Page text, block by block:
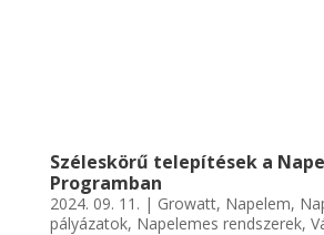
Széleskörű telepítések a
Programban
2024. 09. 11. | Growatt, Napelem,
pályázatok, Napelemes rendszerek,